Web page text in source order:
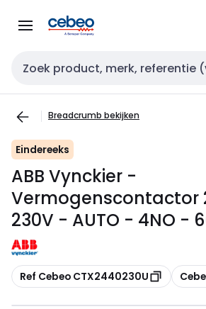
naar
naar
Zoekveld invoer
Breadcrumb bekijken
Eindereeks
ABB Vynckier -
Vermogenscontactor
230V - AUTO - 4NO -
Kopiëren
Ref Cebeo CTX2440230U